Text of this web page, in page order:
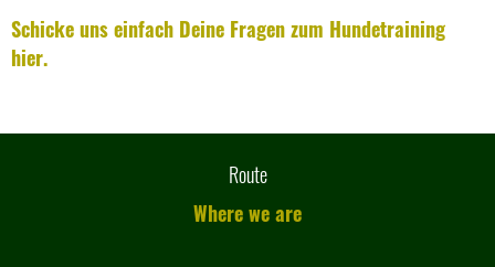
Schicke uns einfach Deine Fragen zum Hundetraining
hier.
Route
Where we are